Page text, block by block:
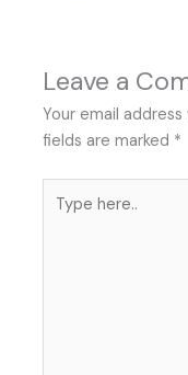
Leave a
Your email
fields are marked *
here..